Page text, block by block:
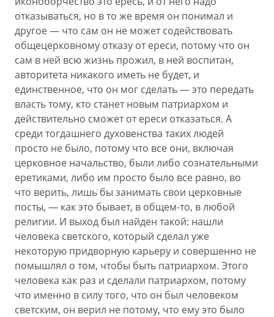
отказываться, но в то же время он понимал и
другое — что сам он не может содействовать
общецерковному отказу от ереси, потому что он
сам в ней всю жизнь прожил, в ней воспитан,
авторитета никакого иметь не будет, и
единственное, что он мог сделать — это передать
власть тому, кто станет новым патриархом и
действительно сможет от ереси отказаться. А
среди тогдашнего духовенства таких людей
просто не было, потому что все они, включая
церковное начальство, были либо сознательными
еретиками, либо им просто было все равно, во
что верить, лишь бы занимать свои церковные
посты, — как это бывает, в общем-то, в любой
религии. И выход был найден такой: нашли
человека светского, который сделал уже
некоторую придворную карьеру и совершенно не
помышлял о том, чтобы быть патриархом. Этого
человека как раз и сделали патриархом, потому
что именно в силу того, что он был человеком
светским, он верил не потому, что ему это было